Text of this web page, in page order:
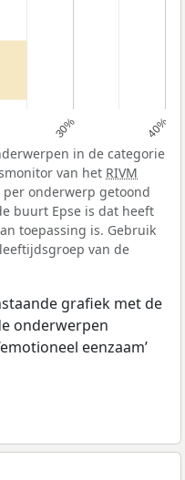
30% 40%
in de categorie
van het RIVM
onderwerp getoond
buurt Epse is dat heeft
toepassing is. Gebruik
van de
grafiek met de
onderwerpen
eenzaam’